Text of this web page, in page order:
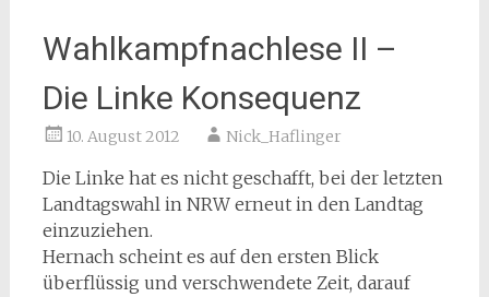
Wahlkampfnachlese II –
Die Linke Konsequenz
10. August 2012 Nick_Haflinger
Die Linke hat es nicht geschafft, bei der letzten
Landtagswahl in NRW erneut in den Landtag
einzuziehen.
Hernach scheint es auf den ersten Blick
überflüssig und verschwendete Zeit, darauf